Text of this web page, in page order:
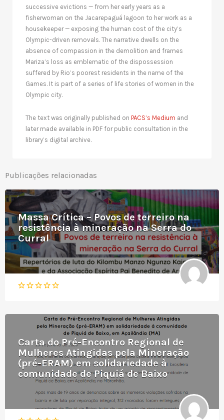
successive evictions — from her early years as a
fisherwoman on the Jacarepaguá lagoon to her work as a
housekeeper — exposing the human cost of the city’s
Olympic-driven removals. The narrative dwells on the
absence of compassion in the demolition and frames
Mariza’s loss as emblematic of the dispossession
suffered by Rio’s poorest residents in the name of the
Games. It is part of a series of life stories of women in the
Olympic city.
The text was originally published on PACS’s Medium and
later made available in PDF for public consultation in the
library’s digital archive.
Publicações relacionadas
Massa Crítica – Povos de terreiro na
resistência à mineração na Serra do
Curral
Carta do Pré-Encontro Regional de
Mulheres Atingidas pela Mineração
(pré-ERAM) em solidariedade à
comunidade de Piquiá de Baixo